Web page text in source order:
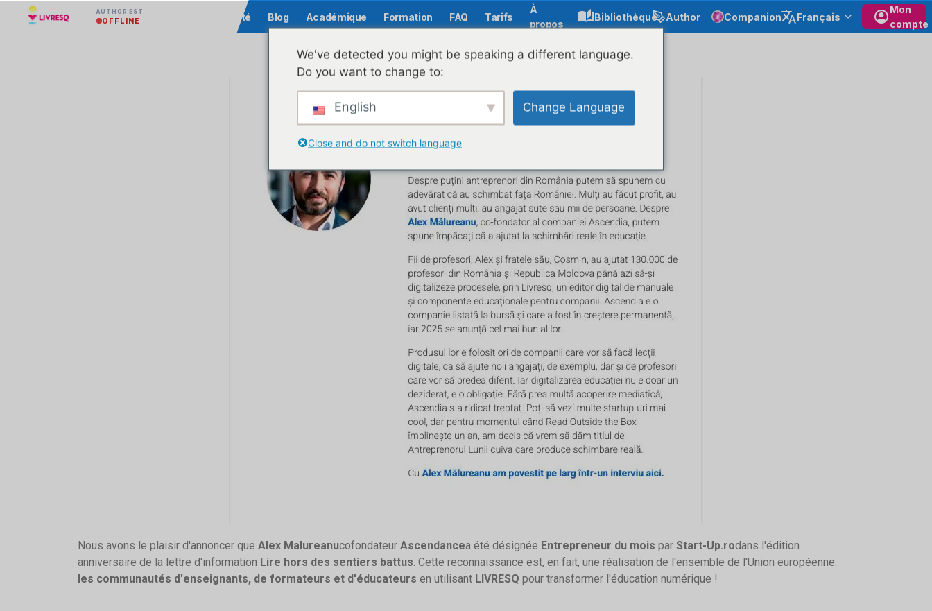
AUTHOR EST
OFFLINE Communauté Blog Académique Formation FAQ Tarifs
À
propos
Bibliothèque Author Companion Français
Mon
compte
LIVRESQ
Reconnu pour son impact sur l'éducation numérique !
Nous avons le plaisir d'annoncer que Alex Malureanucofondateur Ascendancea été désignée Entrepreneur du mois par Start-Up.rodans l'édition
anniversaire de la lettre d'information Lire hors des sentiers battus. Cette reconnaissance est, en fait, une réalisation de l'ensemble de l'Union européenne.
les communautés d'enseignants, de formateurs et d'éducateurs en utilisant LIVRESQ pour transformer l'éducation numérique !
We've detected you might be speaking a different language.
Do you want to change to:
English Change Language
Close and do not switch language